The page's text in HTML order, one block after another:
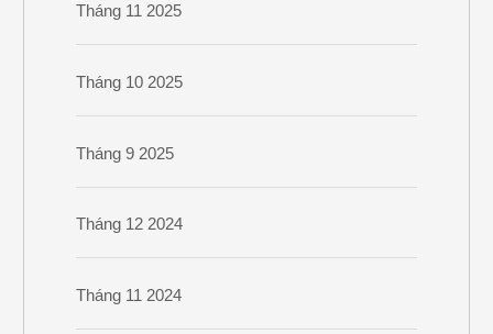
Tháng 11 2025
Tháng 10 2025
Tháng 9 2025
Tháng 12 2024
Tháng 11 2024